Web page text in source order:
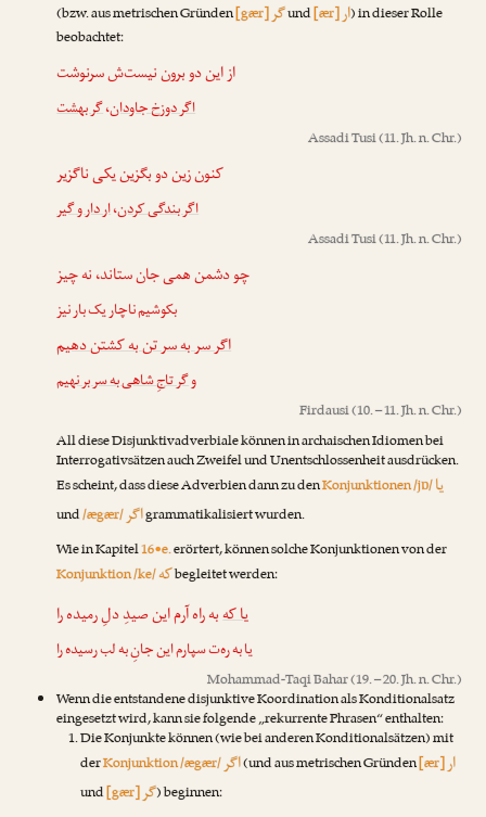
(bzw. aus metrischen Gründen[gær]گرund[ær]ار) in dieser Rolle
beobachtet:
از این دو برون نیست‌ش سرنوشت
اگر دوزخ جاودان،گر بهشت
Assadi Tusi(11. Jh. n. Chr.)
کنون زین دو بگزین یکی ناگزیر
اگر بندگی کردن،ار دار و گیر
Assadi Tusi(11. Jh. n. Chr.)
چو دشمن همی جان ستاند، نه چیز
بکوشیم ناچار یک بار نیز
اگر سر به سر تن به کشتن دهیم
وگر تاجِ شاهی به سر بر نهیم
Firdausi(10. – 11. Jh. n. Chr.)
All diese Disjunktivadverbiale können in archaischen Idiomen bei
Interrogativsätzen auch Zweifel und Unentschlossenheit ausdrücken.
Es scheint, dass diese Adverbien dann zu denKonjunktionen /jɒ/یا
und/ægær/اگرgrammatikalisiert wurden.
Wie in Kapitel16•e.erörtert, können solche Konjunktionen von der
Konjunktion /ke/کهbegleitet werden:
یا کهبه راه آرم این صیدِ دلِ رمیده را
یا به ره‌ت سپارم این جانِ به لب رسیده را
Mohammad-Taqi Bahar(19. – 20. Jh. n. Chr.)
Wenn die entstandene disjunktive Koordination als Konditionalsatz
eingesetzt wird, kann sie folgende „rekurrente Phrasen“ enthalten:
Die Konjunkte können (wie bei anderen Konditionalsätzen) mit
derKonjunktion /ægær/اگر(und aus metrischen Gründen[ær]ار
und[gær]گر) beginnen: